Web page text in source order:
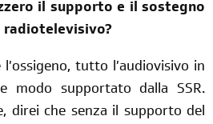
il supporto e il sostegno
radiotelevisivo?
tutto l’audiovisivo in
modo supportato dalla SSR.
direi che senza il supporto del